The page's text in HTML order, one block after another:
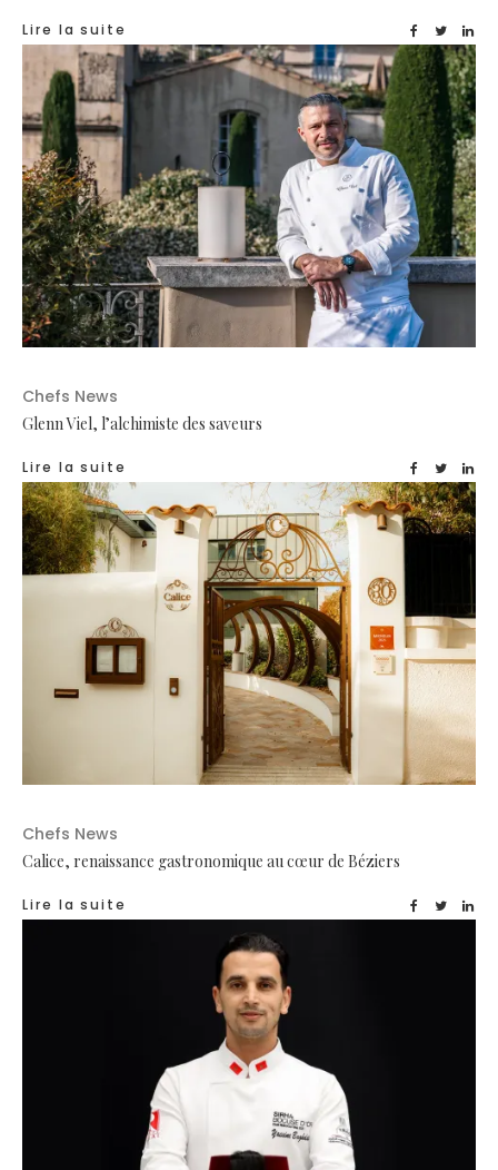
Lire la suite
Chefs News
Glenn Viel, l’alchimiste des saveurs
Lire la suite
Chefs News
Calice, renaissance gastronomique au cœur de Béziers
Lire la suite